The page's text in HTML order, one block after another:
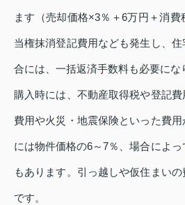
ます（売却価格×3％＋6万円＋消
当権抹消登記費用なども発生し、
合には、一括返済手数料も必要にな
購入時には、不動産取得税や登記
費用や火災・地震保険といった費
には物件価格の6～7％、場合によ
もあります。引っ越しや仮住まい
です。